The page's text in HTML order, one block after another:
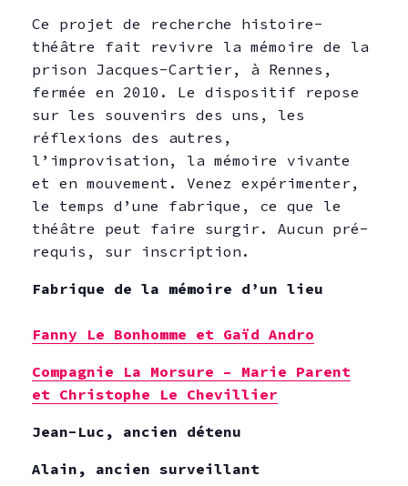
Ce projet de recherche histoire-
théâtre fait revivre la mémoire de la
prison Jacques-Cartier, à Rennes,
fermée en 2010. Le dispositif repose
sur les souvenirs des uns, les
réflexions des autres,
l’improvisation, la mémoire vivante
et en mouvement. Venez expérimenter,
le temps d’une fabrique, ce que le
théâtre peut faire surgir. Aucun pré-
requis, sur inscription.
Fabrique de la mémoire d’un lieu
Fanny Le Bonhomme et Gaïd Andro
Compagnie La Morsure – Marie Parent
et Christophe Le Chevillier
Jean-Luc, ancien détenu
Alain, ancien surveillant